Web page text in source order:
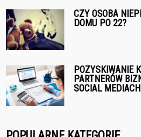
CZY OSOBA
DOMU PO 22?
POZYSKIWANIE
PARTNERÓW
SOCIAL